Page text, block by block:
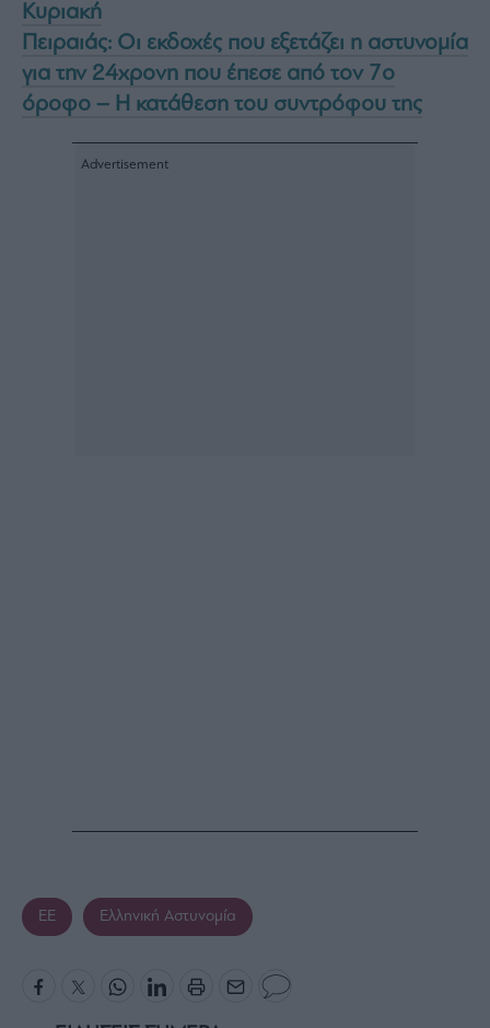
Κυριακή
Πειραιάς: Οι εκδοχές που εξετάζει η αστυνομία
για την 24χρονη που έπεσε από τον 7ο
όροφο – Η κατάθεση του συντρόφου της
ΕΕ Ελληνική Αστυνομία